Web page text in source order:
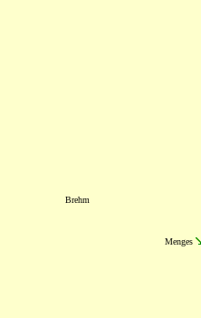
Brehm
Menges